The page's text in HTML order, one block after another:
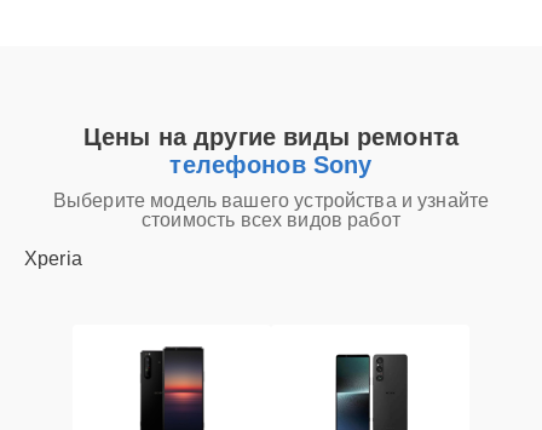
Цены на другие виды ремонта
телефонов Sony
Выберите модель вашего устройства и узнайте
стоимость всех видов работ
Xperia